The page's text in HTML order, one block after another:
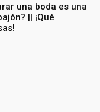
una boda es una
|| ¡Qué